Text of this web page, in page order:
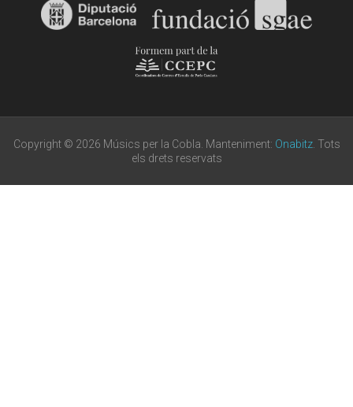
Copyright © 2026 Músics per la Cobla. Manteniment: Onabitz. Tots
els drets reservats